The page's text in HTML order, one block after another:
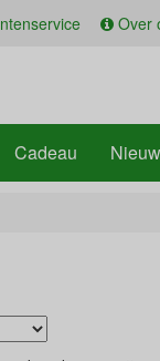
Over
Cadeau Nieuw